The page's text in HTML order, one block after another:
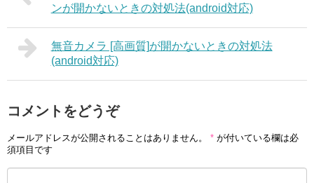
ンが開かないときの対処法(android対応)
無音カメラ [高画質]が開かないときの対処法
(android対応)
コメントをどうぞ
メールアドレスが公開されることはありません。 * が付いている欄は必
須項目です